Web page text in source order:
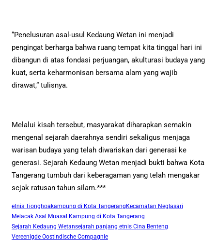
“Penelusuran asal-usul Kedaung Wetan ini menjadi
pengingat berharga bahwa ruang tempat kita tinggal hari ini
dibangun di atas fondasi perjuangan, akulturasi budaya yang
kuat, serta keharmonisan bersama alam yang wajib
dirawat,” tulisnya.
Melalui kisah tersebut, masyarakat diharapkan semakin
mengenal sejarah daerahnya sendiri sekaligus menjaga
warisan budaya yang telah diwariskan dari generasi ke
generasi. Sejarah Kedaung Wetan menjadi bukti bahwa Kota
Tangerang tumbuh dari keberagaman yang telah mengakar
sejak ratusan tahun silam.***
etnis Tionghoa kampung di Kota Tangerang Kecamatan Neglasari
Melacak Asal Muasal Kampung di Kota Tangerang
Sejarah Kedaung Wetansejarah panjang etnis Cina Benteng
Vereenigde Oostindische Compagnie